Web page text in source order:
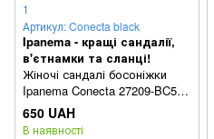
1
Артикул: Conecta black
Ipanema - кращі сандалії,
в'єтнамки та сланці!
Жіночі сандалі босоніжки
Ipanema Conecta 27209-BC514
чорні 41/42
650 UAH
В наявності